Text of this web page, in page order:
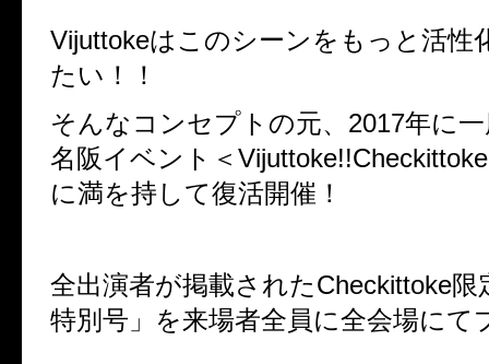
Vijuttokeはこのシーンをもっと活性
たい！！
そんなコンセプトの元、2017年に
名阪イベント＜
に満を持して復活開催！
全出演者が掲載されたCheckittoke限
特別号」を来場者全員に全会場にて